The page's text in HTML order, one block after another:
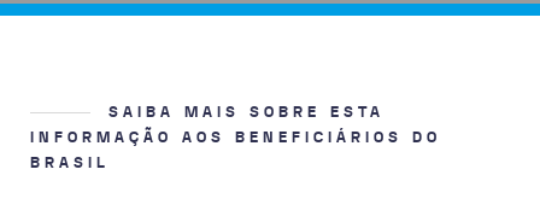
SAIBA MAIS SOBRE ESTA
INFORMAÇÃO AOS BENEFICIÁRIOS DO
BRASIL